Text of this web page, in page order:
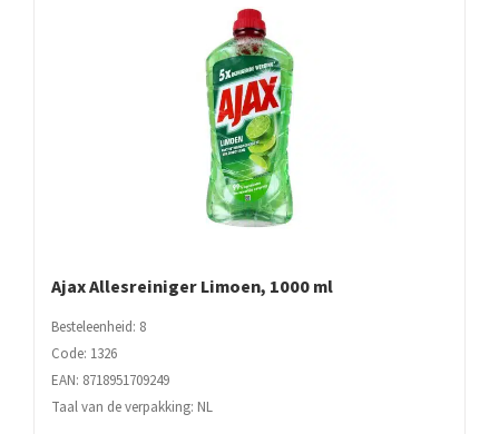
Ajax Allesreiniger Limoen, 1000 ml
Besteleenheid: 8
Code: 1326
EAN: 8718951709249
Taal van de verpakking: NL